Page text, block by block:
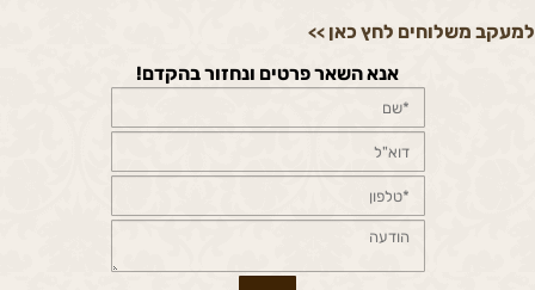
למעקב משלוחים לחץ כאן >>
אנא השאר פרטים ונחזור בהקדם!